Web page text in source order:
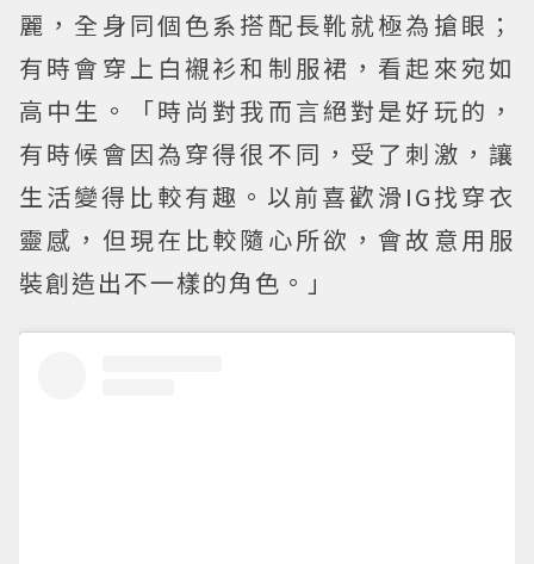
麗，全身同個色系搭配長靴就極為搶眼；
有時會穿上白襯衫和制服裙，看起來宛如
高中生。「時尚對我而言絕對是好玩的，
有時候會因為穿得很不同，受了刺激，讓
生活變得比較有趣。以前喜歡滑IG找穿衣
靈感，但現在比較隨心所欲，會故意用服
裝創造出不一樣的角色。」